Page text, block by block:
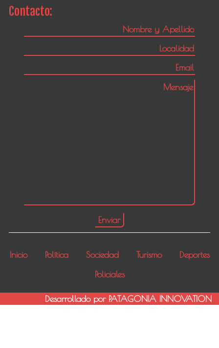
Contacto:
Inicio Política Sociedad Turismo
Deportes
Policiales
Desarrollado por PATAGONIA INNOVATION